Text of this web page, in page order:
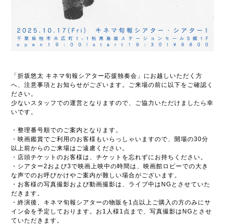
「折坂悠太 キネマ旬報シアター応援独奏会」にお越しいただく方
へ、注意事項とお知らせがございます。ご来場の前に以下をご確認く
ださい。
少ないスタッフでの運営となりますので、ご協力いただけましたら幸
いです。
・整理番号順でのご案内となります。
・映画鑑賞でご利用のお客様もいらっしゃいますので、開場の30分
以上前からのご来場はご遠慮ください。
・店頭チケットのお客様は、チケットを忘れずにお持ちください。
・シアター2および3で映画上映中の時間は、映画館ロビーでの大き
な声でのお呼びかけやご案内が難しい場合がございます。
・お客様の写真撮影および動画撮影は、ライブ中はNGとさせていた
だきます。
・終演後、キネマ旬報シアターの物販を1点以上ご購入の方のみにサ
イン会を予定しております。お1人様1点まで、写真撮影はNGとさせ
ていただきます。